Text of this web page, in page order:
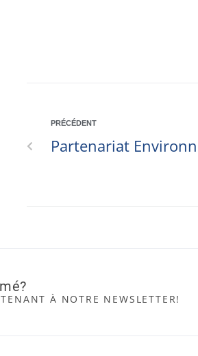
PRÉCÉDENT
Partenariat
À NOTRE NEWSLETTER!